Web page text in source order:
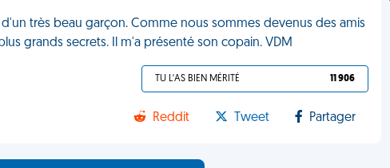
très beau garçon. Comme nous sommes devenus des amis
grands secrets. Il m'a présenté son copain. VDM
TU L'AS BIEN MÉRITÉ 11 906
Reddit Tweet Partager